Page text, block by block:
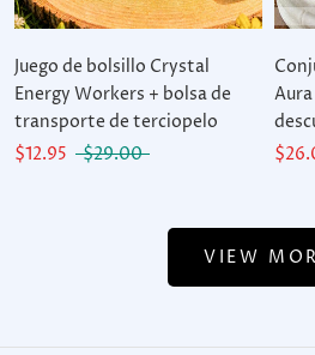
Juego de bolsillo Crystal
Energy Workers + bolsa de
transporte de terciopelo
$12.95
$29.00
VIEW